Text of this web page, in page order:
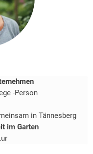
-Person
in Tännesberg
im Garten